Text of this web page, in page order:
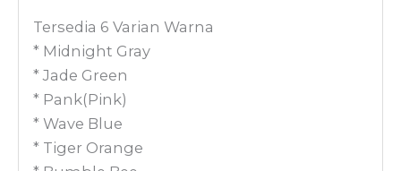
Tersedia 6 Varian Warna
* Midnight Gray
* Jade Green
* Pank(Pink)
* Wave Blue
* Tiger Orange